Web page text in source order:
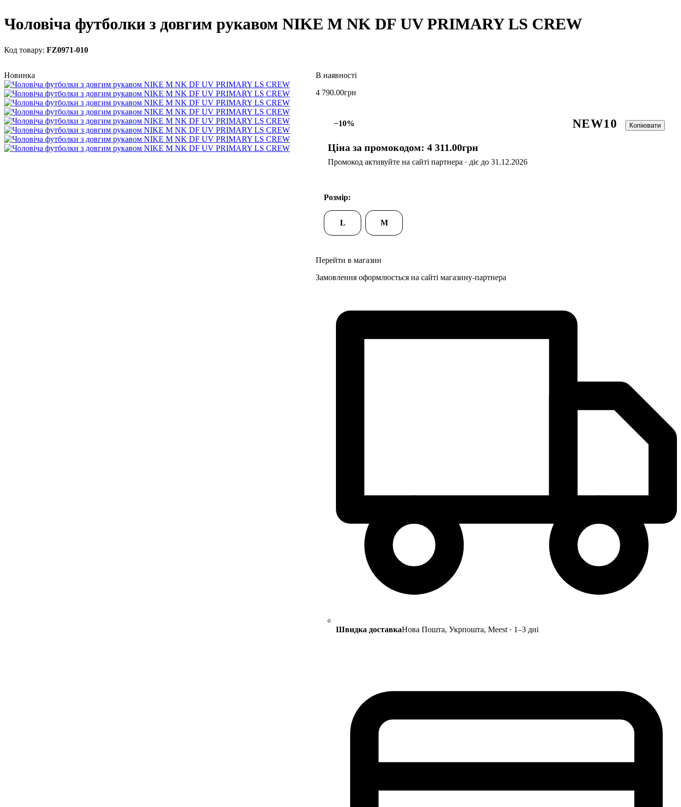
Чоловіча футболки з довгим рукавом NIKE M NK DF UV PRIMARY LS CREW
FZ0971-010
Новинка
4 790.00грн
−10% NEW10 Копіювати
Ціна за промокодом:4 311.00грн
Промокод активуйте на сайті партнера · діє до 31.12.2026
Розмір:
L M
Перейти в магазин
Замовлення оформлюється на сайті магазину-партнера
Швидка доставкаНова Пошта, Укрпошта, Meest · 1–3 дні